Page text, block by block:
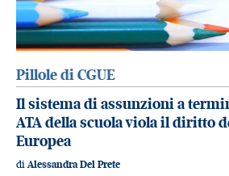
Pillole di CGUE
Il sistema di assunzioni a
ATA della scuola viola il diritto
Europea
di Alessandra Del Prete